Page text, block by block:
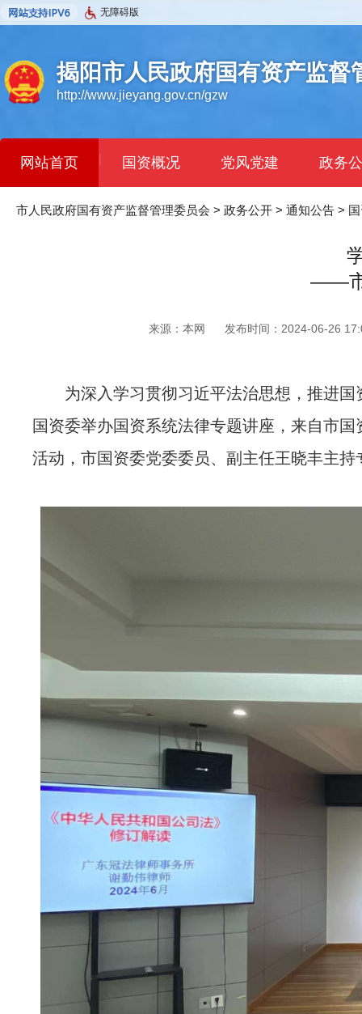
无障碍版
揭阳市人民政府国有资产监督
http://www.jieyang.gov.cn/gzw
网站首页 | 国资概况 党风党建 政务
市人民政府国有资产监督管理委员会 > 政务公开 > 通知公告 >
——市
来源：本网 发布时间：2024-06-26
为深入学习贯彻习近平法治思想，推进国
国资委举办国资系统法律专题讲座，来自市
活动，市国资委党委委员、副主任王晓丰主持